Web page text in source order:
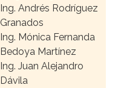
Ing. Andrés Rodríguez
Granados
Ing. Mónica Fernanda
Bedoya Martínez
Ing. Juan Alejandro
Dávila